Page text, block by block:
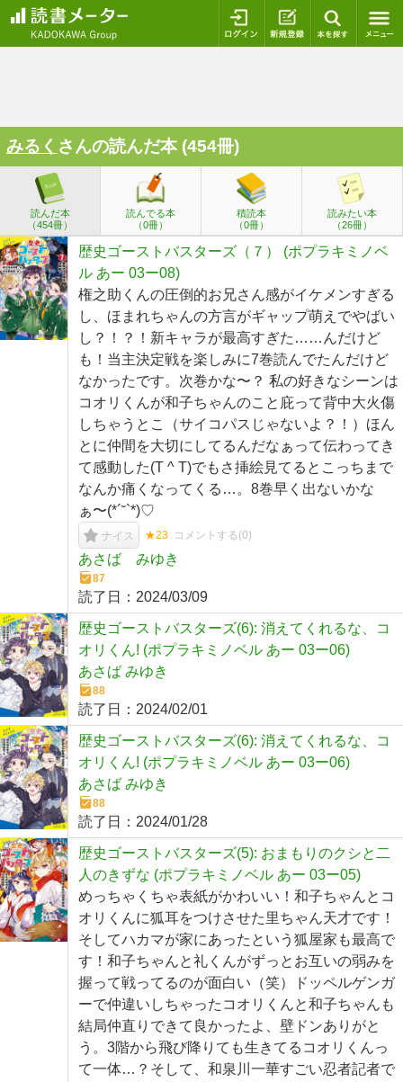
ログイン 新規登録
みるく さんの読んだ本 (454冊)
読んだ本
（454冊）
読んでる本
（0冊）
積読本
（0冊）
読みたい本
（26冊）
歴史ゴーストバスターズ（７） (ポプラキミノベ
ル あー 03ー08)
権之助くんの圧倒的お兄さん感がイケメンすぎる
し、ほまれちゃんの方言がギャップ萌えでやばい
し？！？！新キャラが最高すぎた……んだけど
も！当主決定戦を楽しみに7巻読んでたんだけど
なかったです。次巻かな〜？ 私の好きなシーンは
コオリくんが和子ちゃんのこと庇って背中大火傷
しちゃうとこ（サイコパスじゃないよ？！）ほん
とに仲間を大切にしてるんだなぁって伝わってき
て感動した(T ^ T)でもさ挿絵見てるとこっちまで
なんか痛くなってくる…。8巻早く出ないかな
ぁ〜(*´˘`*)♡
ナイス ★23 コメントする(0)
あさば みゆき
87
読了日： 2024/03/09
歴史ゴーストバスターズ(6): 消えてくれるな、コ
オリくん! (ポプラキミノベル あー 03ー06)
あさば みゆき
88
読了日： 2024/02/01
歴史ゴーストバスターズ(6): 消えてくれるな、コ
オリくん! (ポプラキミノベル あー 03ー06)
あさば みゆき
88
読了日： 2024/01/28
歴史ゴーストバスターズ(5): おまもりのクシと二
人のきずな (ポプラキミノベル あー 03ー05)
めっちゃくちゃ表紙がかわいい！和子ちゃんとコ
オリくんに狐耳をつけさせた里ちゃん天才です！
そしてハカマが家にあったという狐屋家も最高で
す！和子ちゃんと礼くんがずっとお互いの弱みを
握って戦ってるのが面白い（笑）ドッペルゲンガ
ーで仲違いしちゃったコオリくんと和子ちゃんも
結局仲直りできて良かったよ、壁ドンありがと
う。3階から飛び降りても生きてるコオリくんっ
て一体…？そして、和泉川一華すごい忍者記者で